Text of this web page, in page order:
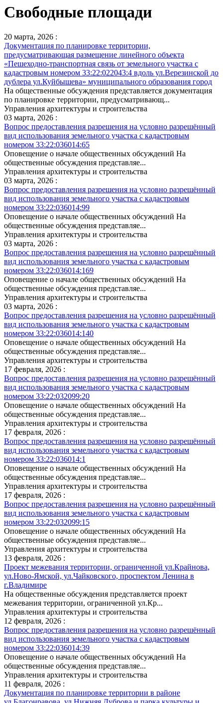
Свободные площади
20 марта, 2026 :
Документация по планировке территории,
предусматривающая размещение линейного объекта
«Пешеходно-транспортная связь от земельного участка с
кадастровым номером 33:22:022043:4 вдоль ул.Верезинской до
дублера ул.Куйбышева» муниципального образования город
На общественные обсуждения представляется документация
по планировке территории, предусматривающ...
Управления архитектуры и строительства
03 марта, 2026 :
Вопрос предоставления разрешения на условно разрешённый
вид использования земельного участка с кадастровым
номером 33:22:036014:65
Оповещение о начале общественных обсуждений На
общественные обсуждения представляе...
Управления архитектуры и строительства
03 марта, 2026 :
Вопрос предоставления разрешения на условно разрешённый
вид использования земельного участка с кадастровым
номером 33:22:036014:99
Оповещение о начале общественных обсуждений На
общественные обсуждения представляе...
Управления архитектуры и строительства
03 марта, 2026 :
Вопрос предоставления разрешения на условно разрешённый
вид использования земельного участка с кадастровым
номером 33:22:036014:169
Оповещение о начале общественных обсуждений На
общественные обсуждения представляе...
Управления архитектуры и строительства
03 марта, 2026 :
Вопрос предоставления разрешения на условно разрешённый
вид использования земельного участка с кадастровым
номером 33:22:036014:140
Оповещение о начале общественных обсуждений На
общественные обсуждения представляе...
Управления архитектуры и строительства
17 февраля, 2026 :
Вопрос предоставления разрешения на условно разрешённый
вид использования земельного участка с кадастровым
номером 33:22:032099:20
Оповещение о начале общественных обсуждений На
общественные обсуждения представляе...
Управления архитектуры и строительства
17 февраля, 2026 :
Вопрос предоставления разрешения на условно разрешённый
вид использования земельного участка с кадастровым
номером 33:22:036014:1
Оповещение о начале общественных обсуждений На
общественные обсуждения представляе...
Управления архитектуры и строительства
17 февраля, 2026 :
Вопрос предоставления разрешения на условно разрешённый
вид использования земельного участка с кадастровым
номером 33:22:032099:15
Оповещение о начале общественных обсуждений На
общественные обсуждения представляе...
Управления архитектуры и строительства
13 февраля, 2026 :
Проект межевания территории, ограниченной ул.Крайнова,
ул.Ново-Ямской, ул.Чайковского, проспектом Ленина в
г.Владимире
На общественные обсуждения представляется проект
межевания территории, ограниченной ул.Кр...
Управления архитектуры и строительства
12 февраля, 2026 :
Вопрос предоставления разрешения на условно разрешённый
вид использования земельного участка с кадастровым
номером 33:22:036014:39
Оповещение о начале общественных обсуждений На
общественные обсуждения представляе...
Управления архитектуры и строительства
11 февраля, 2026 :
Документация по планировке территории в районе